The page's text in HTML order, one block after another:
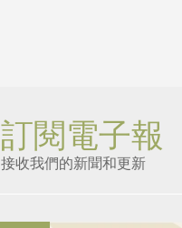
訂閱電子報
接收我們的新聞和更新